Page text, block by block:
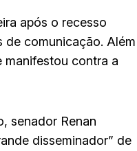
após o recesso
de comunicação. Além
manifestou contra a
senador Renan
disseminador” de